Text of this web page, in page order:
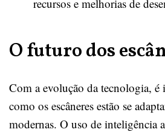
recursos e melhorias de
O futuro dos
Com a evolução da tecnologia, é
como os escâneres estão se
modernas. O uso de inteligência